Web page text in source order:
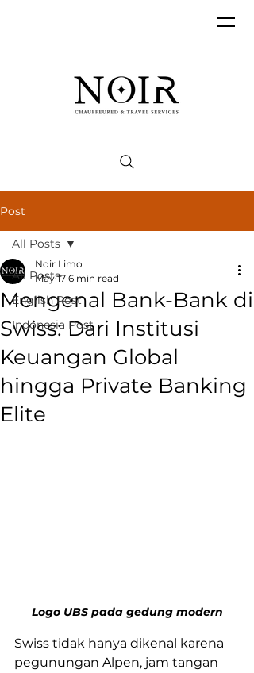
Post
All Posts
English Post
Indonesia Post
All Posts
Mengenal Bank-Bank di
Swiss: Dari Institusi
Keuangan Global
hingga Private Banking
Elite
Noir Limo
May 17 6 min read
Logo UBS pada gedung modern
Swiss tidak hanya dikenal karena
pegunungan Alpen, jam tangan